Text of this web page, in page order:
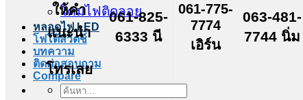
โคมไฟติดลอย
หลอดไฟ LED
โฟโต้สวิตช์
บทความ
ติดต่อสอบถาม
Compare
ค้นหา:
ให้คำ
แนะนำ
โทรเลย
061-825-
6333 นี
061-775-
7774
เอิร์น
063-481-
7744 นิ่ม